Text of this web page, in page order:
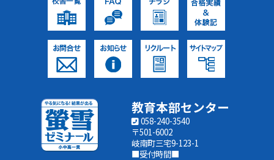
教育本部センター
058-240-3540
〒501-6002
岐南町三宅9-123-1
■受付時間■